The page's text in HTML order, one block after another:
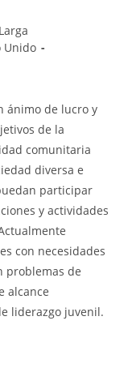
Larga
Unido
ánimo de lucro y
de la
comunitaria
diversa e
participar
y actividades
con necesidades
problemas de
alcance
liderazgo juvenil.